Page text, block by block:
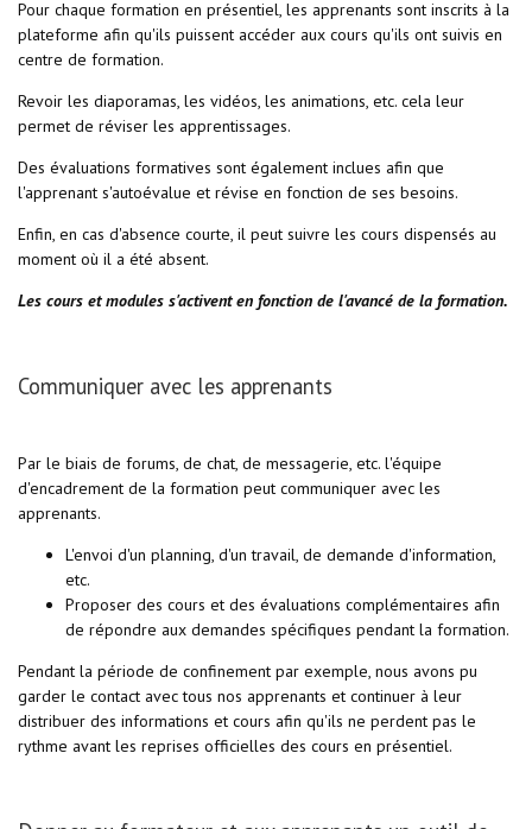
Pour chaque formation en présentiel, les apprenants sont inscrits à la
plateforme afin qu'ils puissent accéder aux cours qu'ils ont suivis en
centre de formation.
Revoir les diaporamas, les vidéos, les animations, etc. cela leur
permet de réviser les apprentissages.
Des évaluations formatives sont également inclues afin que
l'apprenant s'autoévalue et révise en fonction de ses besoins.
Enfin, en cas d'absence courte, il peut suivre les cours dispensés au
moment où il a été absent.
Les cours et modules s'activent en fonction de l'avancé de la formation.
Communiquer avec les apprenants
Par le biais de forums, de chat, de messagerie, etc. l'équipe
d'encadrement de la formation peut communiquer avec les
apprenants.
L'envoi d'un planning, d'un travail, de demande d'information,
etc.
Proposer des cours et des évaluations complémentaires afin
de répondre aux demandes spécifiques pendant la formation.
Pendant la période de confinement par exemple, nous avons pu
garder le contact avec tous nos apprenants et continuer à leur
distribuer des informations et cours afin qu'ils ne perdent pas le
rythme avant les reprises officielles des cours en présentiel.